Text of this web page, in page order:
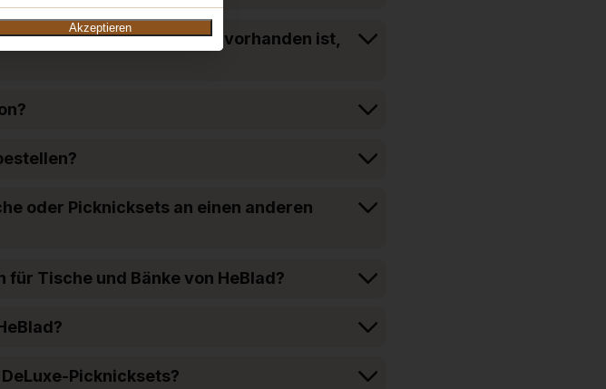
Akzeptieren
eine befestigte Fläche vorhanden ist,
oder Picknicksets an einen anderen
Tische und Bänke von HeBlad?
Picknicksets?